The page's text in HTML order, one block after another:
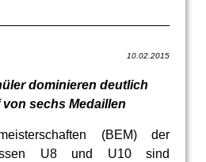
10.02.2015
dominieren deutlich
sechs Medaillen
(BEM) der
U8 und U10 sind